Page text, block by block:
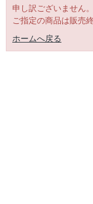
申し訳ございません。
ご指定の商品は販売
ホームへ戻る